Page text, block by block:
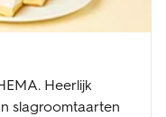
Heerlijk
slagroomtaarten